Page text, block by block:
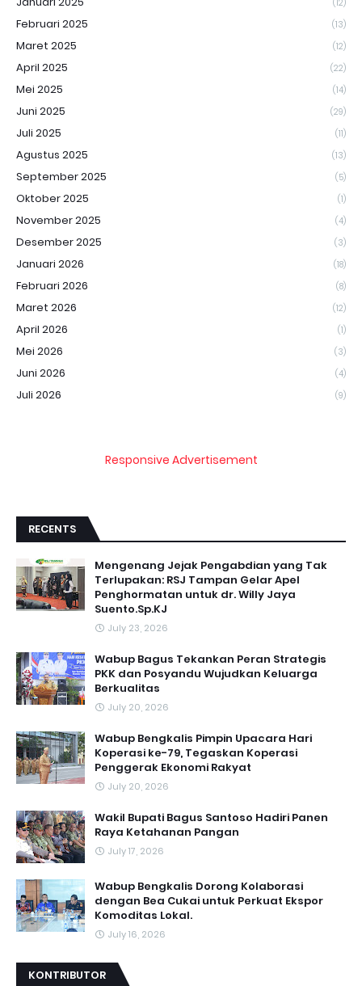
(12)
Februari 2025 (13)
Maret 2025 (12)
April 2025 (22)
Mei 2025 (14)
Juni 2025 (29)
Juli 2025 (11)
Agustus 2025 (13)
September 2025 (5)
Oktober 2025 (1)
November 2025 (4)
Desember 2025 (3)
Januari 2026 (18)
Februari 2026 (8)
Maret 2026 (12)
April 2026 (1)
Mei 2026 (3)
Juni 2026 (4)
Juli 2026 (9)
Responsive Advertisement
RECENTS
Mengenang Jejak Pengabdian yang Tak
Terlupakan: RSJ Tampan Gelar Apel
Penghormatan untuk dr. Willy Jaya
Suento.Sp.KJ
July 23, 2026
Wabup Bagus Tekankan Peran Strategis
PKK dan Posyandu Wujudkan Keluarga
Berkualitas
July 20, 2026
Wabup Bengkalis Pimpin Upacara Hari
Koperasi ke-79, Tegaskan Koperasi
Penggerak Ekonomi Rakyat
July 20, 2026
Wakil Bupati Bagus Santoso Hadiri Panen
Raya Ketahanan Pangan
July 17, 2026
Wabup Bengkalis Dorong Kolaborasi
dengan Bea Cukai untuk Perkuat Ekspor
Komoditas Lokal.
July 16, 2026
KONTRIBUTOR